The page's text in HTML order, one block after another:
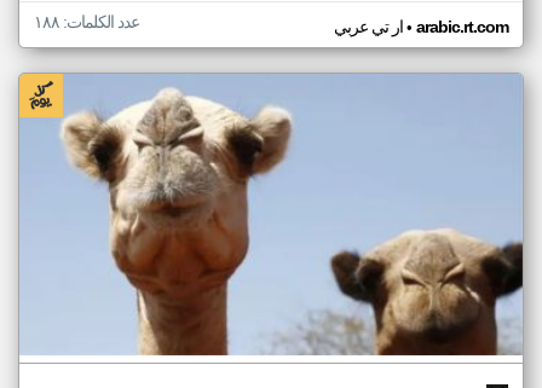
ار تي عربي• arabic.rt.com عدد الكلمات: ١٨٨